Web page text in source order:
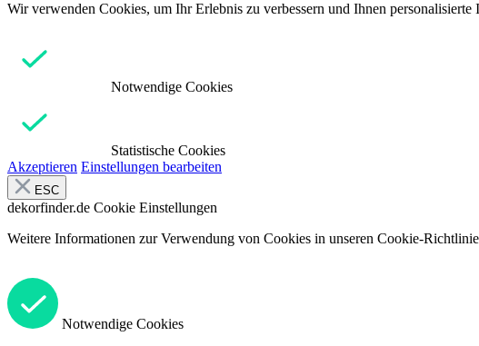
Wir verwenden Cookies, um Ihr Erlebnis zu verbessern und Ihnen
Notwendige Cookies
Statistische Cookies
Akzeptieren Einstellungen bearbeiten
ESC
dekorfinder.de Cookie Einstellungen
Weitere Informationen zur Verwendung von Cookies in unseren Cookie-
Notwendige Cookies